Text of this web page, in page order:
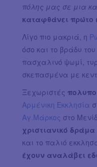
πόλης μας σε μια
καταφθάνει πρώτο
Λίγο πιο μακριά, η
όσο και το βράδυ
πασχαλινό ψωμί,
σκεπασμένα με
Ξεχωριστές
Αρμένικη Εκκλησία
Αγ.Μάρκος στο
χριστιανικό
και το παλιό
έχουν αναλάβει